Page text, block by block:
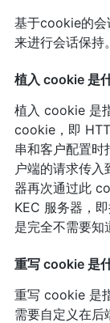
基于cookie的
来进行会话保持。
植入 cookie 是
植入 cookie 是
cookie，即
串和客户配置时
户端的请求传
器再次通过此
KEC 服务器，
是完全不需要知
重写 cookie 是
重写 cookie 是
需要自定义在